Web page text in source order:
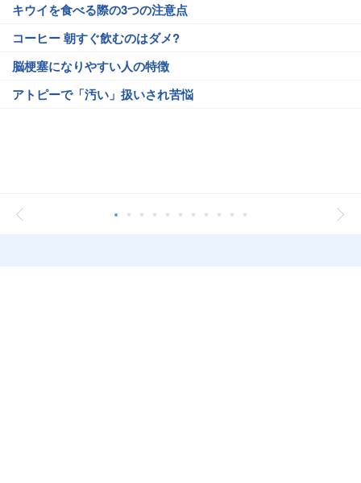
キウイを食べる際の3つの注意点
コーヒー 朝すぐ飲むのはダメ?
脳梗塞になりやすい人の特徴
アトピーで「汚い」扱いされ苦悩